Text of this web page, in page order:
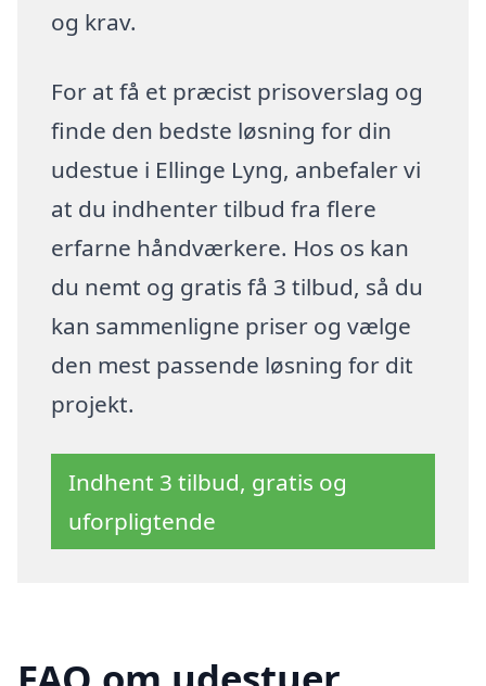
og krav.
For at få et præcist prisoverslag og
finde den bedste løsning for din
udestue i Ellinge Lyng, anbefaler vi
at du indhenter tilbud fra flere
erfarne håndværkere. Hos os kan
du nemt og gratis få 3 tilbud, så du
kan sammenligne priser og vælge
den mest passende løsning for dit
projekt.
Indhent 3 tilbud, gratis og
uforpligtende